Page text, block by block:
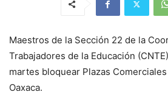
Maestros de la Sección 22 de la
Trabajadores de la Educación
martes bloquear Plazas
Oaxaca.